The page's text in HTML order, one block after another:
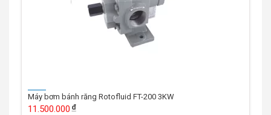
Máy bơm bánh răng Rotofluid FT-200 3KW
11.500.000